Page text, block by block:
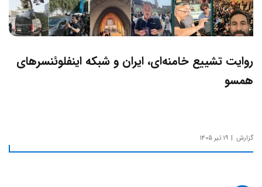
روایت تشییع خامنه‌ای، ایران و شبکه اینفلوئنسرهای
همسو
گزارش ۱۹ تیر ۱۴۰۵